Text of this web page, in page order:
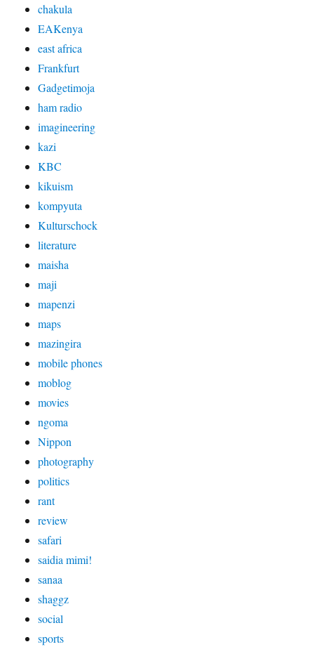
chakula
EAKenya
east africa
Frankfurt
Gadgetimoja
ham radio
imagineering
kazi
KBC
kikuism
kompyuta
Kulturschock
literature
maisha
maji
mapenzi
maps
mazingira
mobile phones
moblog
movies
ngoma
Nippon
photography
politics
rant
review
safari
saidia mimi!
sanaa
shaggz
social
sports